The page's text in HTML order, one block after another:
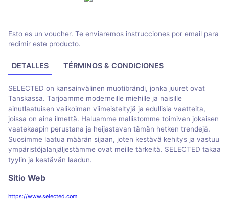
Esto es un voucher. Te enviaremos instrucciones por email para
redimir este producto.
DETALLES TÉRMINOS & CONDICIONES
SELECTED on kansainvälinen muotibrändi, jonka juuret ovat
Tanskassa. Tarjoamme moderneille miehille ja naisille
ainutlaatuisen valikoiman viimeisteltyjä ja edullisia vaatteita,
joissa on aina ilmettä. Haluamme mallistomme toimivan jokaisen
vaatekaapin perustana ja heijastavan tämän hetken trendejä.
Suosimme laatua määrän sijaan, joten kestävä kehitys ja vastuu
ympäristöjalanjäljestämme ovat meille tärkeitä. SELECTED takaa
tyylin ja kestävän laadun.
Sitio Web
https://www.selected.com